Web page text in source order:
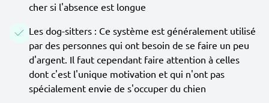
cher si l'absence est longue
Les dog-sitters : Ce système est généralement utilisé
par des personnes qui ont besoin de se faire un peu
d'argent. Il faut cependant faire attention à celles
dont c'est l'unique motivation et qui n'ont pas
spécialement envie de s'occuper du chien